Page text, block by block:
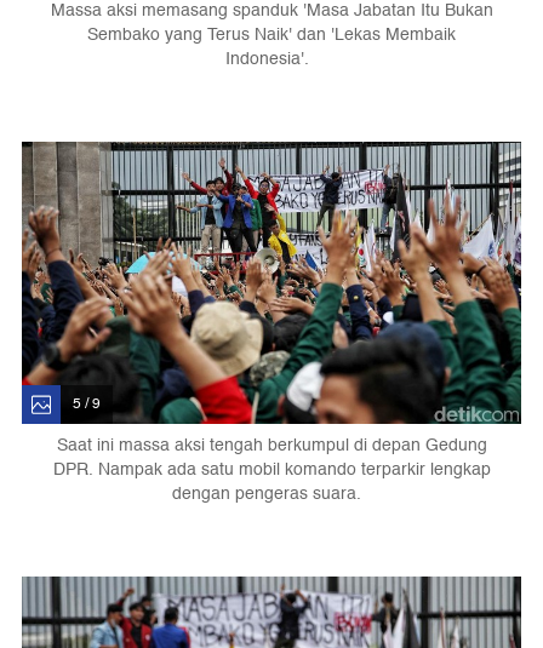
Massa aksi memasang spanduk 'Masa Jabatan Itu Bukan
Sembako yang Terus Naik' dan 'Lekas Membaik
Indonesia'.
5 / 9
Saat ini massa aksi tengah berkumpul di depan Gedung
DPR. Nampak ada satu mobil komando terparkir lengkap
dengan pengeras suara.